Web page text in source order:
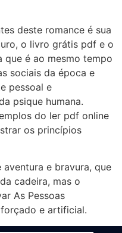
deste romance é sua
o livro grátis pdf e o
que é ao mesmo tempo
sociais da época e
pessoal e
psique humana.
do ler pdf online
os princípios
e bravura, que
cadeira, mas o
As Pessoas
e artificial.